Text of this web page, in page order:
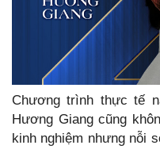
Chương trình thực tế
Hương Giang cũng
kinh nghiệm nhưng nỗi